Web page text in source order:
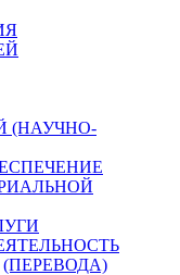
(НАУЧНО-
(ПЕРЕВОДА)